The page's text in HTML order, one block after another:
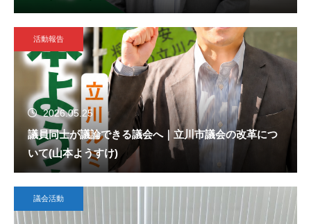
活動報告
2026.05.25
議員同士が議論できる議会へ｜立川市議会の改革につ
いて(山本ようすけ)
議会活動